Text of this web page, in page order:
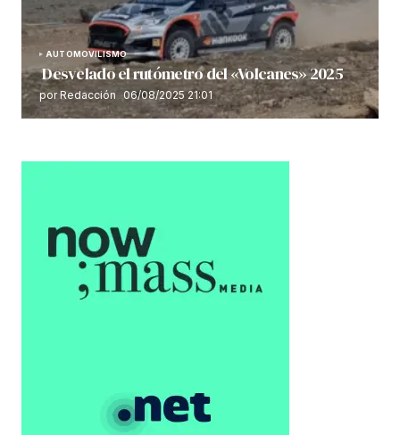
AUTOMOVILISMO
Desvelado el rutómetro del «Volcanes» 2025
por Redacción 06/08/2025 21:01